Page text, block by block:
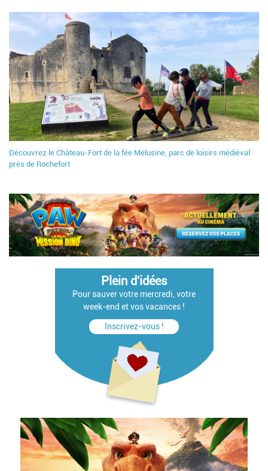
Découvrez le Château-Fort de la fée Mélusine, parc de loisirs médiéval
près de Rochefort
Plein d'idées
Pour sauver votre mercredi, votre
week-end et vos vacances !
Inscrivez-vous !